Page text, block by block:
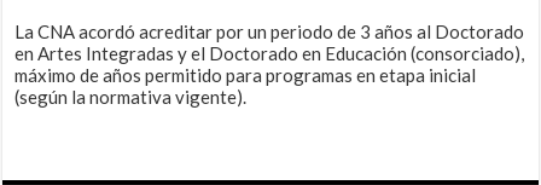
La CNA acordó acreditar por un periodo de 3 años al Doctorado
en Artes Integradas y el Doctorado en Educación (consorciado),
máximo de años permitido para programas en etapa inicial
(según la normativa vigente).